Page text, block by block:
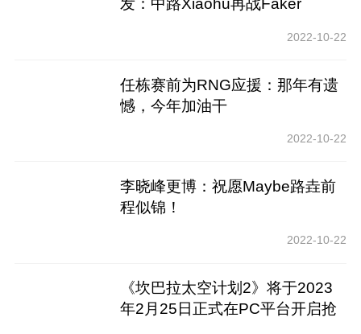
发：中路Xiaohu再战Faker
2022-10-22
任栋赛前为RNG应援：那年有遗
憾，今年加油干
2022-10-22
李晓峰更博：祝愿Maybe路垚前
程似锦！
2022-10-22
《坎巴拉太空计划2》将于2023
年2月25日正式在PC平台开启抢